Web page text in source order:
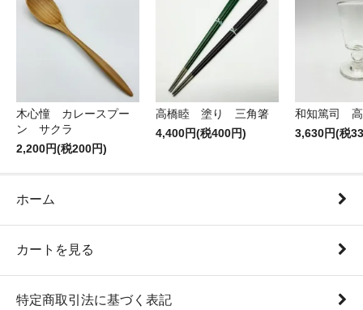
木心憧 カレースプー
ン サクラ
2,200円(税200円)
高橋睦 塗り 三角箸
4,400円(税400円)
和知篤司
3,630円(税
ホーム
カートを見る
特定商取引法に基づく表記